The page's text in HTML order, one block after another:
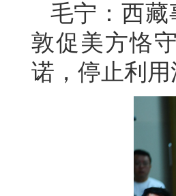
毛宁：西
敦促美方恪
诺，停止利